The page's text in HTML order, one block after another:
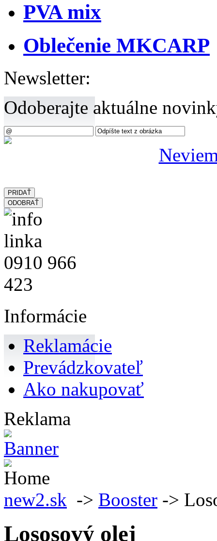
PVA mix
Oblečenie MKCARP
Newsletter:
Odoberajte aktuálne
Informácie
Reklamácie
Prevádzkovateľ
Ako nakupovať
Reklama
new2.sk -> Booster ->
Lososový olej